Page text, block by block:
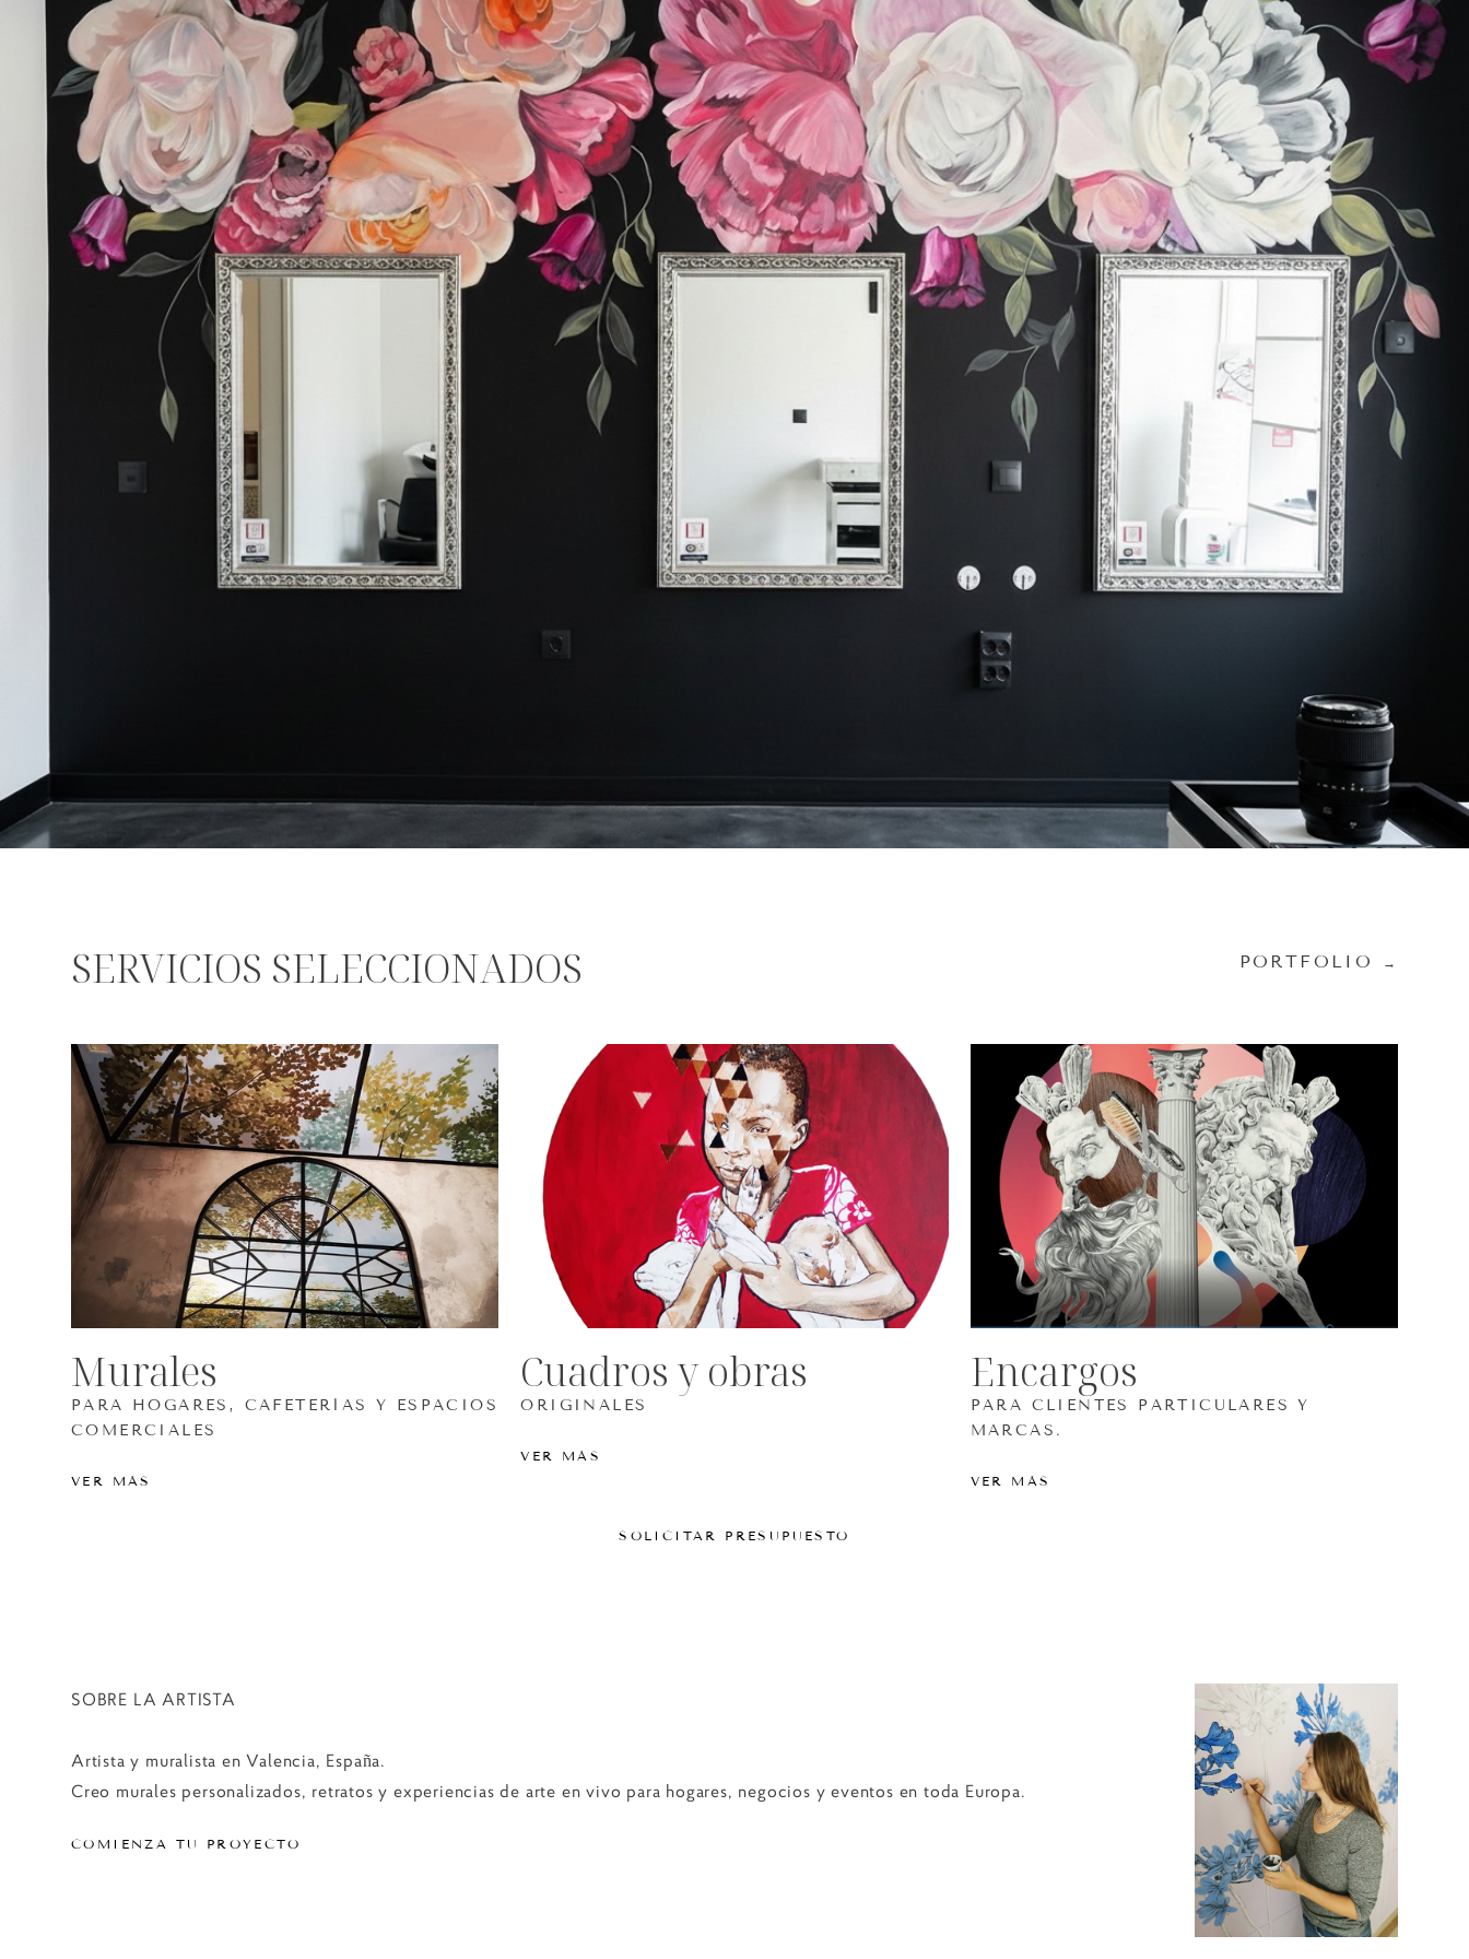
SERVICIOS SELECCIONADOS PORTFOLIO →
Murales
PARA HOGARES, CAFETERÍAS Y ESPACIOS
COMERCIALES
VER MÁS
Cuadros y obras
ORIGINALES
VER MÁS
Encargos
PARA CLIENTES PARTICULARES Y
MARCAS.
VER MÁS
SOLICITAR PRESUPUESTO
SOBRE LA ARTISTA
Artista y muralista en Valencia, España.
Creo murales personalizados, retratos y experiencias de arte en vivo para hogares, negocios y eventos en toda Europa.
COMIENZA TU PROYECTO